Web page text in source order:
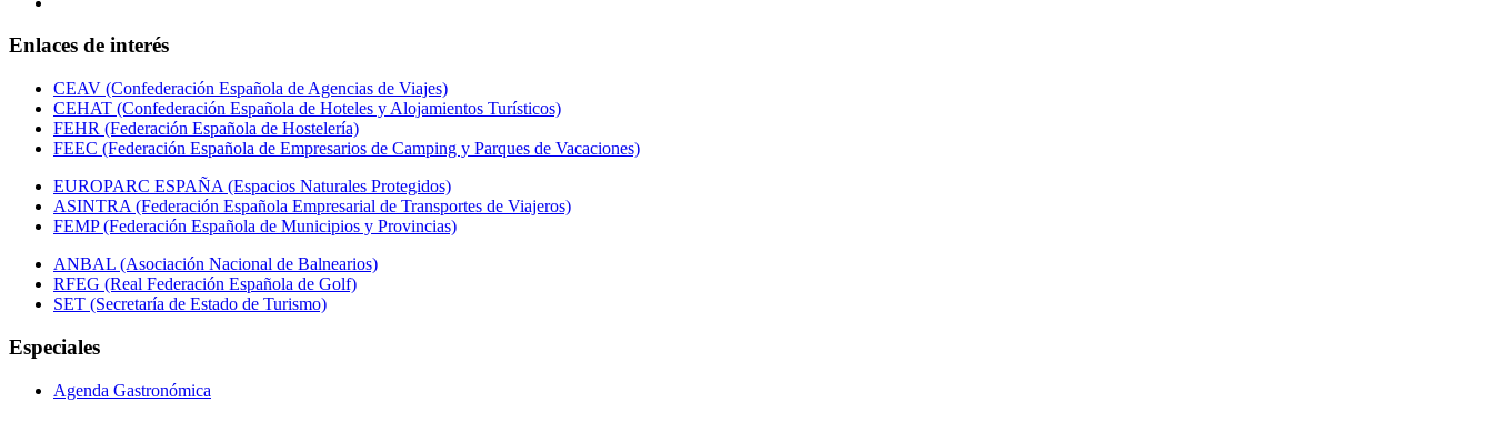
Enlaces de interés
CEAV (Confederación Española de Agencias de Viajes)
CEHAT (Confederación Española de Hoteles y Alojamientos Turísticos)
FEHR (Federación Española de Hostelería)
FEEC (Federación Española de Empresarios de Camping y Parques de Vacaciones)
EUROPARC ESPAÑA (Espacios Naturales Protegidos)
ASINTRA (Federación Española Empresarial de Transportes de Viajeros)
FEMP (Federación Española de Municipios y Provincias)
ANBAL (Asociación Nacional de Balnearios)
RFEG (Real Federación Española de Golf)
SET (Secretaría de Estado de Turismo)
Especiales
Agenda Gastronómica